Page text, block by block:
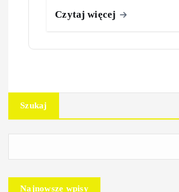
Czytaj więcej
Szukaj
Najnowsze wpisy